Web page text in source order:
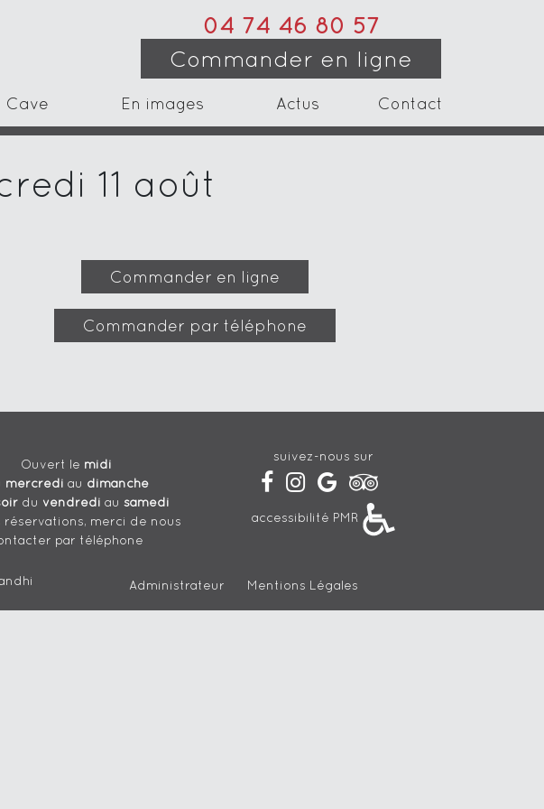
04 74 46 80 57
Commander en ligne
Cave En images Actus Contact
11 août
Commander en ligne
Commander par téléphone
Ouvert le midi
mercredi au dimanche
du vendredi au samedi
réservations, merci de nous
par téléphone
suivez-nous sur
accessibilité PMR
Administrateur Mentions Légales